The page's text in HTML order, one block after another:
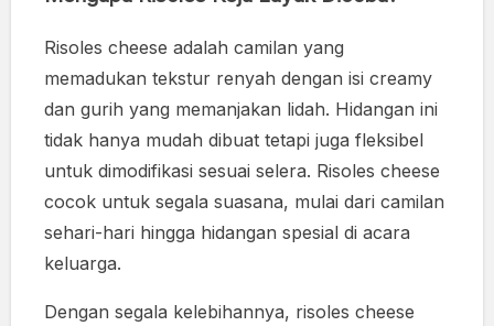
Risoles cheese adalah camilan yang
memadukan tekstur renyah dengan isi creamy
dan gurih yang memanjakan lidah. Hidangan ini
tidak hanya mudah dibuat tetapi juga fleksibel
untuk dimodifikasi sesuai selera. Risoles cheese
cocok untuk segala suasana, mulai dari camilan
sehari-hari hingga hidangan spesial di acara
keluarga.
Dengan segala kelebihannya, risoles cheese